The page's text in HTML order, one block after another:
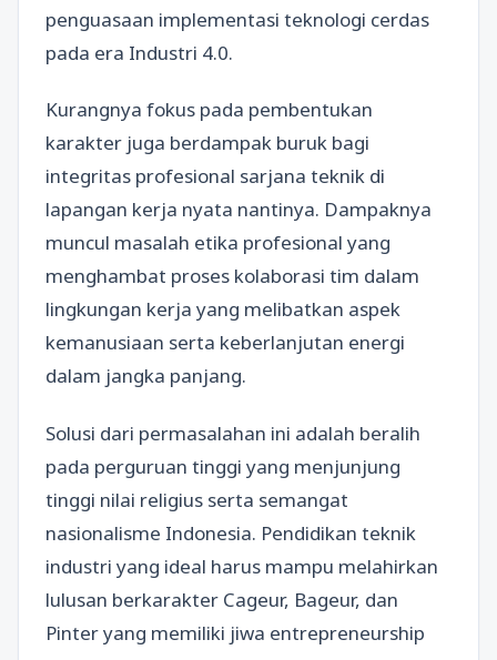
penguasaan implementasi teknologi cerdas
pada era Industri 4.0.
Kurangnya fokus pada pembentukan
karakter juga berdampak buruk bagi
integritas profesional sarjana teknik di
lapangan kerja nyata nantinya. Dampaknya
muncul masalah etika profesional yang
menghambat proses kolaborasi tim dalam
lingkungan kerja yang melibatkan aspek
kemanusiaan serta keberlanjutan energi
dalam jangka panjang.
Solusi dari permasalahan ini adalah beralih
pada perguruan tinggi yang menjunjung
tinggi nilai religius serta semangat
nasionalisme Indonesia. Pendidikan teknik
industri yang ideal harus mampu melahirkan
lulusan berkarakter Cageur, Bageur, dan
Pinter yang memiliki jiwa entrepreneurship